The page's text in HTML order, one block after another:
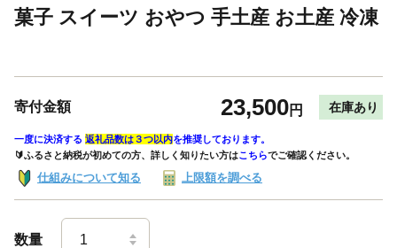
菓子 スイーツ おやつ 手土産 お土産 冷凍
寄付金額 23,500円 在庫あり
一度に決済する 返礼品数は３つ以内を推奨しております。
🔰ふるさと納税が初めての方、詳しく知りたい方はこちらでご確認ください。
仕組みについて知る 上限額を調べる
数量